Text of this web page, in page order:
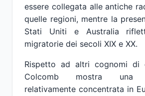
essere collegata alle antiche
quelle regioni, mentre la
Stati Uniti e Australia
migratorie dei secoli XIX e XX.
Rispetto ad altri cognomi di
Colcomb mostra una
relativamente concentrata in